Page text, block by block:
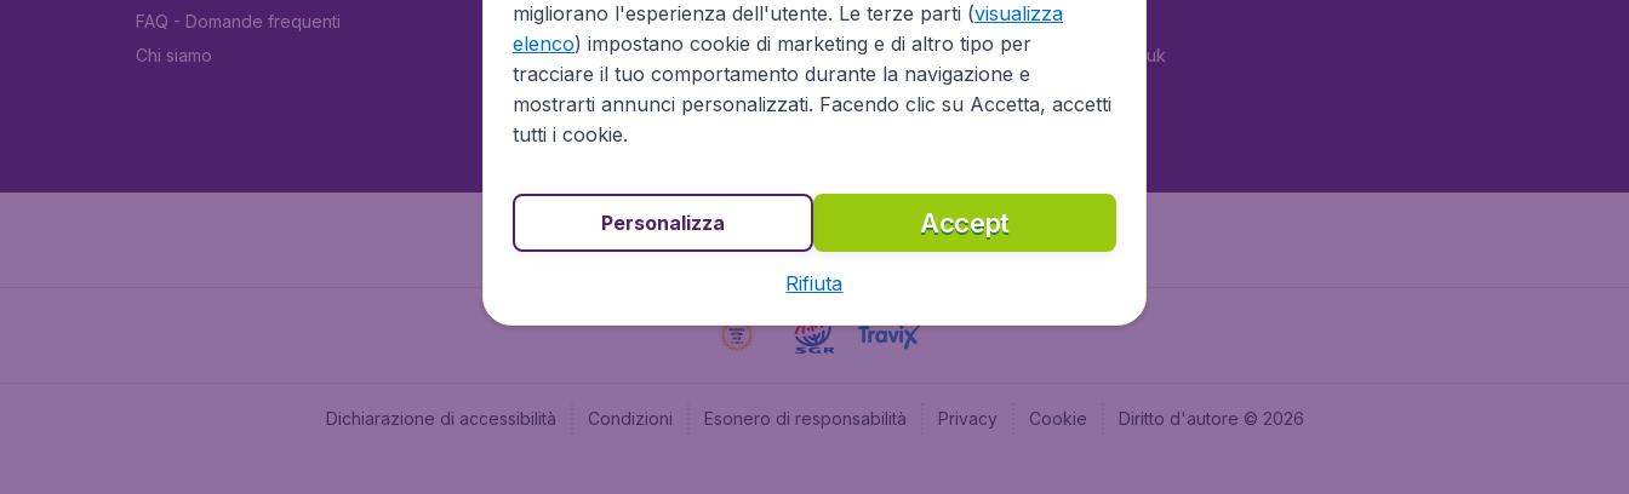
FAQ - Domande frequenti
Chi siamo
Informazioni Legali
Opportunità professionali
BudgetAir.fr
BudgetAir.co.uk
Dichiarazione di accessibilità Condizioni Esonero di responsabilità Privacy Cookie Diritto d'autore © 2026
migliorano l'esperienza dell'utente. Le terze parti (visualizza
elenco) impostano cookie di marketing e di altro tipo per
tracciare il tuo comportamento durante la navigazione e
mostrarti annunci personalizzati. Facendo clic su Accetta, accetti
tutti i cookie.
Accept
Personalizza
Rifiuta